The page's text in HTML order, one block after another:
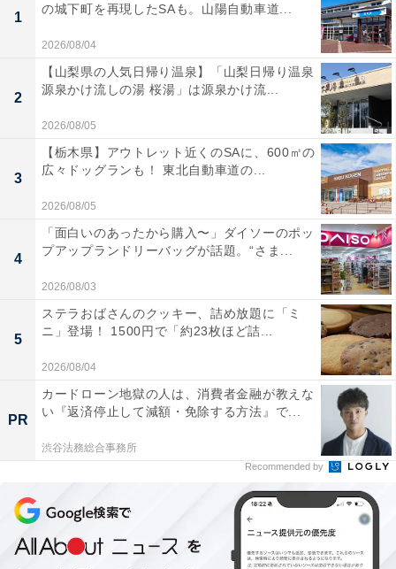
1
の城下町を再現したSAも。山陽自動車道...
2026/08/04
2
【山梨県の人気日帰り温泉】「山梨日帰り温泉
源泉かけ流しの湯 桜湯」は源泉かけ流...
2026/08/05
3
【栃木県】アウトレット近くのSAに、600㎡の
広々ドッグランも！ 東北自動車道の...
2026/08/05
4
「面白いのあったから購入〜」ダイソーのポッ
プアップランドリーバッグが話題。“さま...
2026/08/03
5
ステラおばさんのクッキー、詰め放題に「ミ
ニ」登場！ 1500円で「約23枚ほど詰...
2026/08/04
PR
カードローン地獄の人は、消費者金融が教えな
い『返済停止して減額・免除する方法』で...
渋谷法務総合事務所
Recommended by